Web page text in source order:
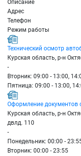
Описание
Адрес
Телефон
Режим работы
Технический осмотр
Курская область, р-н
-
Вторник: 09:00 - 13:00,
Пятница: 09:00 - 13:00,
Оформление документов
Курская область, р-н
двлд. 110
-
Понедельник: 00:00 -
Вторник: 00:00 - 23:55